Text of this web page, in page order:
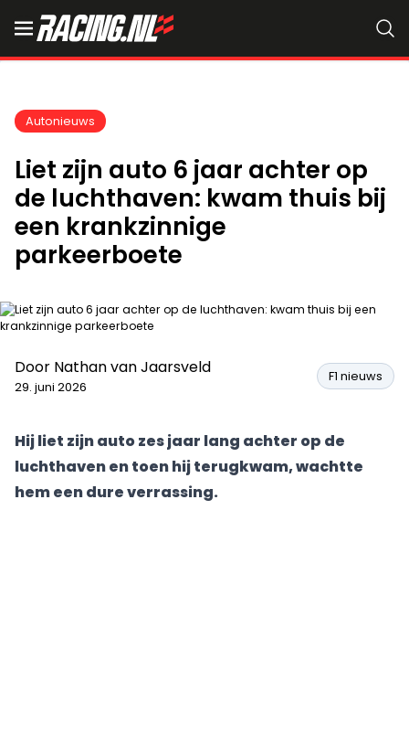
Autonieuws
Liet zijn auto 6 jaar achter op
de luchthaven: kwam thuis bij
een krankzinnige
parkeerboete
Door Nathan van Jaarsveld
29. juni 2026
F1 nieuws
Hij liet zijn auto zes jaar lang achter op de
luchthaven en toen hij terugkwam, wachtte
hem een dure verrassing.